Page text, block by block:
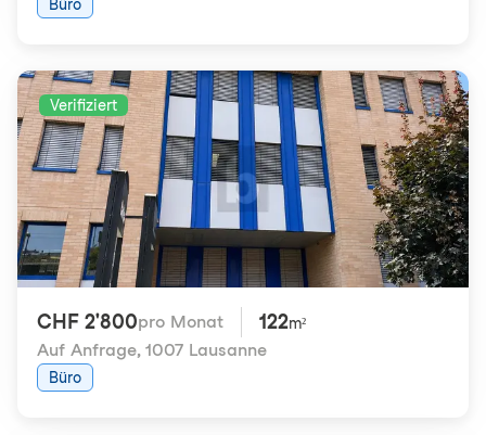
Büro
Verifiziert
CHF 2'800pro Monat 122m²
Auf Anfrage, 1007 Lausanne
Büro